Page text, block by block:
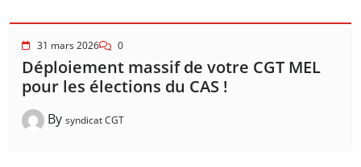
31 mars 2026 0
Déploiement massif de votre CGT MEL
pour les élections du CAS !
By syndicat CGT